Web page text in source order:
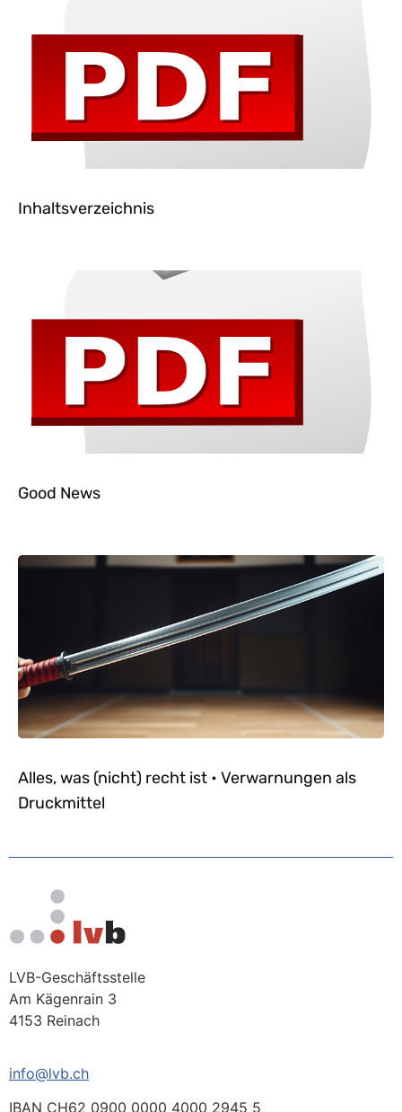
Inhaltsverzeichnis
Good News
Alles, was (nicht) recht ist • Verwarnungen als
Druckmittel
LVB-Geschäftsstelle
Am Kägenrain 3
4153 Reinach
info@lvb.ch
IBAN CH62 0900 0000 4000 2945 5